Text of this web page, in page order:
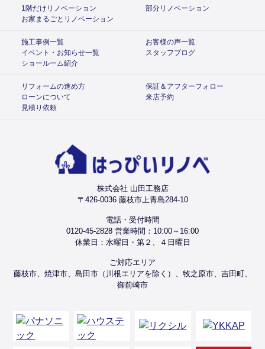
1階だけリノベーション
部分リノベーション
お家まるごとリノベーション
施工事例一覧
お客様の声一覧
イベント・お知らせ一覧
スタッフブログ
ショールーム紹介
リフォームの進め方
保証＆アフターフォロー
ローンについて
来店予約
見積り依頼
株式会社 山田工務店
〒426-0036 藤枝市上青島284-10
電話・受付時間
0120-45-2828 営業時間：10:00～16:00
休業日：水曜日・第２、４日曜日
ご対応エリア
藤枝市、焼津市、島田市（川根エリアを除く）、牧之原市、吉田町、
御前崎市